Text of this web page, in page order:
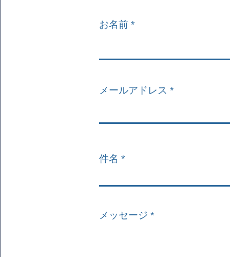
お名前
メールアドレス
件名
メッセージ